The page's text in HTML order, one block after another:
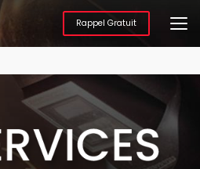
Rappel Gratuit